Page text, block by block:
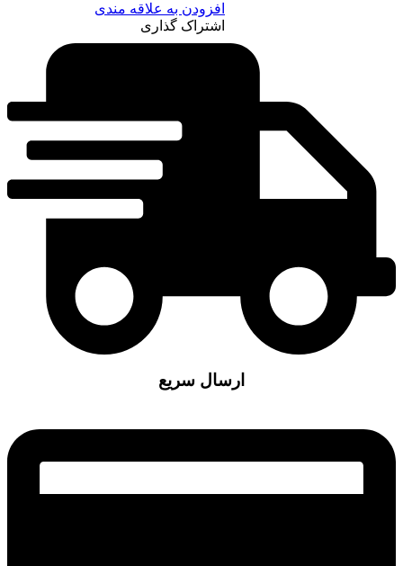
افزودن به علاقه مندی
اشتراک گذاری
ارسال سریع